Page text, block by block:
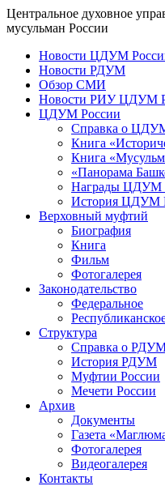
Центральное духовное
мусульман России
Новости ЦДУМ
Новости РДУМ
Обзор СМИ
Новости РИУ ЦДУМ
ЦДУМ России
Справка о
Книга
Книга
«Панорама
Награды ЦДУМ
История ЦДУМ
Верховный муфтий
Биография
Книга
Фильм
Фотогалерея
Законодательство
Федеральное
Структура
Справка о
История РДУМ
Муфтии России
Мечети России
Архив
Документы
Газета
Фотогалерея
Видеогалерея
Контакты